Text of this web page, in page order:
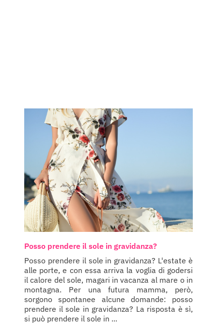
Posso prendere il sole in gravidanza?
Posso prendere il sole in gravidanza? L'estate è
alle porte, e con essa arriva la voglia di godersi
il calore del sole, magari in vacanza al mare o in
montagna. Per una futura mamma, però,
sorgono spontanee alcune domande: posso
prendere il sole in gravidanza? La risposta è sì,
si può prendere il sole in ...